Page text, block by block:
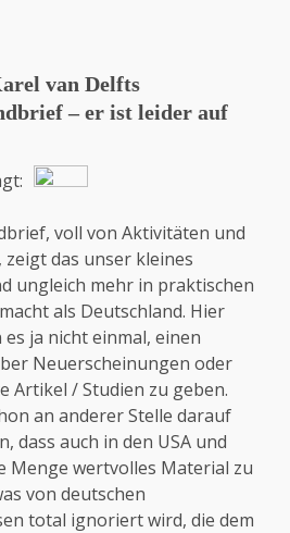
van Delfts
– er ist leider auf
Abzeichen!
voll von Aktivitäten und
das unser kleines
ungleich mehr in praktischen
als Deutschland. Hier
ja nicht einmal, einen
Neuerscheinungen oder
Artikel / Studien zu geben.
an anderer Stelle darauf
dass auch in den USA und
Menge wertvolles Material zu
von deutschen
total ignoriert wird, die dem